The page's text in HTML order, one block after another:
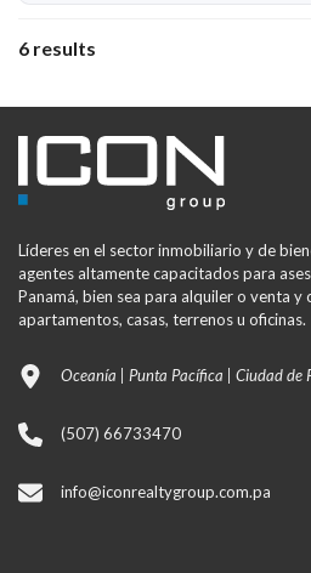
6 results
Líderes en el sector inmobiliario y de
agentes altamente capacitados para
Panamá, bien sea para alquiler o venta y
apartamentos, casas, terrenos u oficinas.
Oceanía | Punta Pacífica | Ciudad de
(507) 66733470
info@iconrealtygroup.com.pa